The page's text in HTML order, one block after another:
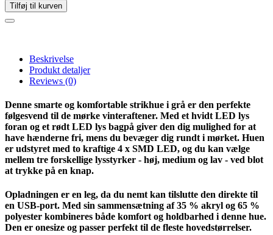
Tilføj til kurven
Beskrivelse
Produkt detaljer
Reviews (0)
Denne smarte og komfortable strikhue i grå er den perfekte
følgesvend til de mørke vinteraftener. Med et hvidt LED lys
foran og et rødt LED lys bagpå giver den dig mulighed for at
have hænderne fri, mens du bevæger dig rundt i mørket. Huen
er udstyret med to kraftige 4 x SMD LED, og du kan vælge
mellem tre forskellige lysstyrker - høj, medium og lav - ved blot
at trykke på en knap.
Opladningen er en leg, da du nemt kan tilslutte den direkte til
en USB-port. Med sin sammensætning af 35 % akryl og 65 %
polyester kombineres både komfort og holdbarhed i denne hue.
Den er onesize og passer perfekt til de fleste hovedstørrelser.